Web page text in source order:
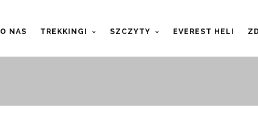
O NAS TREKKINGI SZCZYTY EVEREST HELI